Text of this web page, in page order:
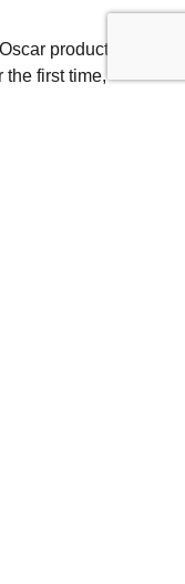
products
the first time,